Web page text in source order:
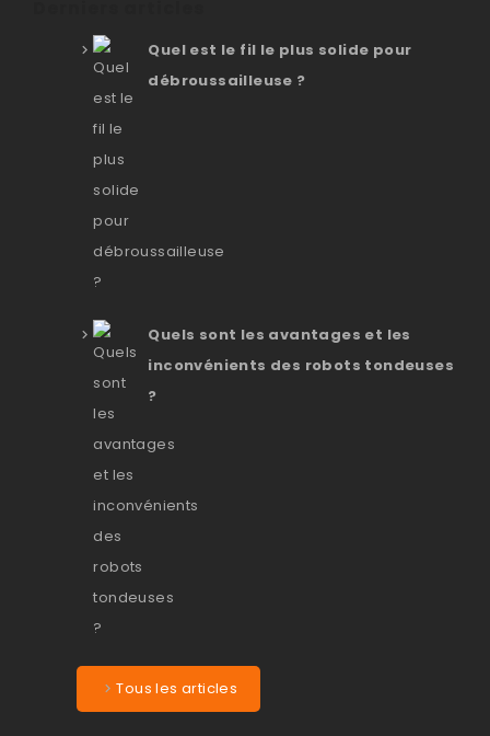
Quel est le fil le plus solide pour
débroussailleuse ?
Quels sont les avantages et les
inconvénients des robots tondeuses
?
Tous les articles